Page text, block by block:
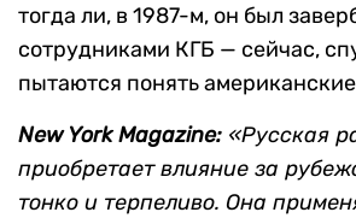
тогда ли, в 1987-м, он был
сотрудниками КГБ — сейчас,
пытаются понять
New York Magazine: «Русская
приобретает влияние за
тонко и терпеливо. Она